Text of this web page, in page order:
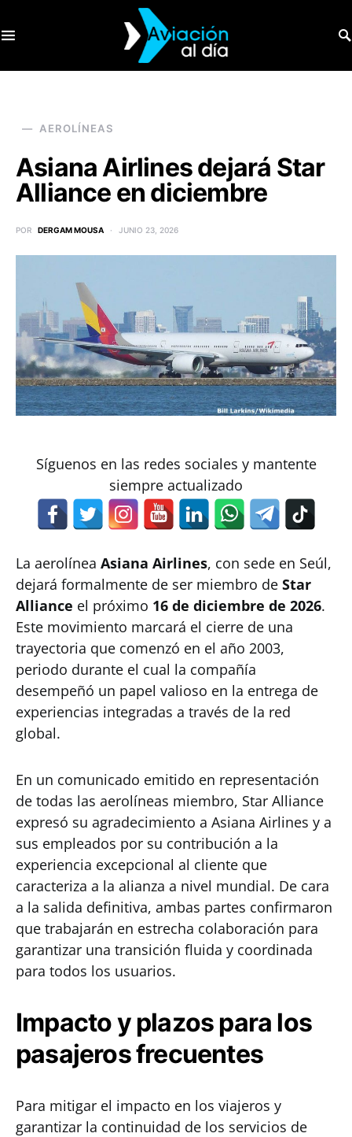
AEROLÍNEAS
Asiana Airlines dejará Star
Alliance en diciembre
POR DERGAM MOUSA JUNIO 23, 2026
Síguenos en las redes sociales y mantente
siempre actualizado
La aerolínea Asiana Airlines, con sede en Seúl,
dejará formalmente de ser miembro de Star
Alliance el próximo 16 de diciembre de 2026.
Este movimiento marcará el cierre de una
trayectoria que comenzó en el año 2003,
periodo durante el cual la compañía
desempeñó un papel valioso en la entrega de
experiencias integradas a través de la red
global.
En un comunicado emitido en representación
de todas las aerolíneas miembro, Star Alliance
expresó su agradecimiento a Asiana Airlines y a
sus empleados por su contribución a la
experiencia excepcional al cliente que
caracteriza a la alianza a nivel mundial. De cara
a la salida definitiva, ambas partes confirmaron
que trabajarán en estrecha colaboración para
garantizar una transición fluida y coordinada
para todos los usuarios.
Impacto y plazos para los
pasajeros frecuentes
Para mitigar el impacto en los viajeros y
garantizar la continuidad de los servicios de